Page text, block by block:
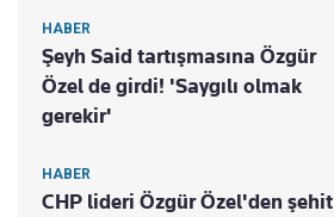
HABER
Şeyh Said tartışmasına Özgür
Özel de girdi! 'Saygılı olmak
gerekir'
HABER
CHP lideri Özgür Özel'den şehit